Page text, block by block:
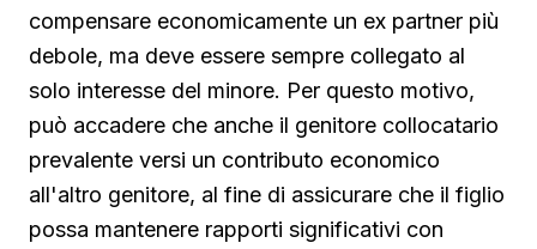
compensare economicamente un ex partner più
debole, ma deve essere sempre collegato al
solo interesse del minore. Per questo motivo,
può accadere che anche il genitore collocatario
prevalente versi un contributo economico
all'altro genitore, al fine di assicurare che il figlio
possa mantenere rapporti significativi con